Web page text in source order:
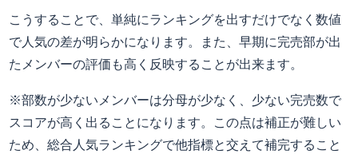
こうすることで、単純にランキングを出すだけでなく数値
で人気の差が明らかになります。また、早期に完売部が出
たメンバーの評価も高く反映することが出来ます。
※部数が少ないメンバーは分母が少なく、少ない完売数で
スコアが高く出ることになります。この点は補正が難しい
ため、総合人気ランキングで他指標と交えて補完すること